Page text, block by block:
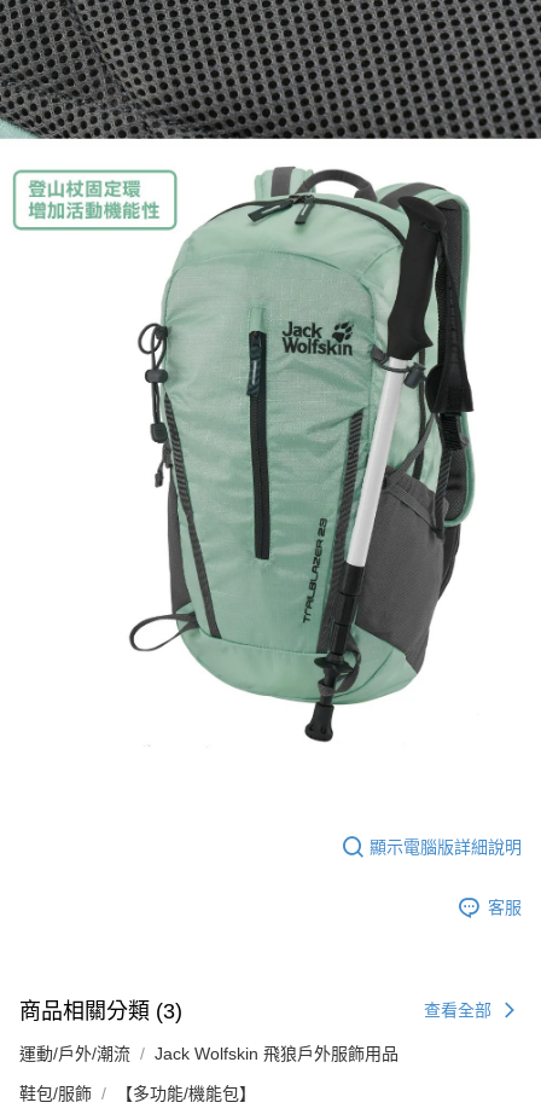
顯示電腦版詳細說明
客服
商品相關分類 (3) 查看全部
運動/戶外/潮流 Jack Wolfskin 飛狼戶外服飾用品
鞋包/服飾 【多功能/機能包】